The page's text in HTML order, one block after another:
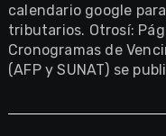
calendario google
tributarios. Otrosí:
Cronogramas de
(AFP y SUNAT) se